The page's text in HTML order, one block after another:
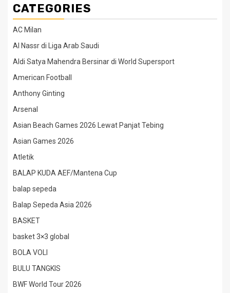
CATEGORIES
AC Milan
Al Nassr di Liga Arab Saudi
Aldi Satya Mahendra Bersinar di World Supersport
American Football
Anthony Ginting
Arsenal
Asian Beach Games 2026 Lewat Panjat Tebing
Asian Games 2026
Atletik
BALAP KUDA AEF/Mantena Cup
balap sepeda
Balap Sepeda Asia 2026
BASKET
basket 3×3 global
BOLA VOLI
BULU TANGKIS
BWF World Tour 2026